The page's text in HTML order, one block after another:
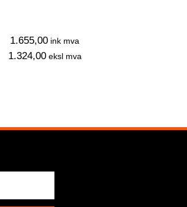
1.655,00 ink mva
1.324,00eksl mva